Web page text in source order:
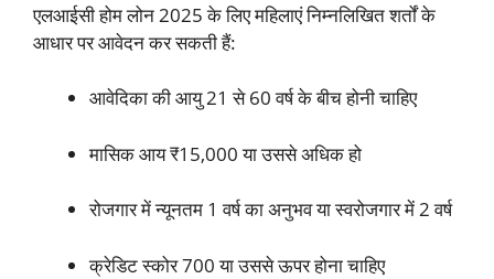
एलआईसी होम लोन 2025 के लिए महिलाएं निम्नलिखित शर्तों के
आधार पर आवेदन कर सकती हैं:
आवेदिका की आयु 21 से 60 वर्ष के बीच होनी चाहिए
मासिक आय ₹15,000 या उससे अधिक हो
रोजगार में न्यूनतम 1 वर्ष का अनुभव या स्वरोजगार में 2 वर्ष
क्रेडिट स्कोर 700 या उससे ऊपर होना चाहिए